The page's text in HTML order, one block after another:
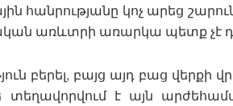
հանրությանը կոչ արեց
առևտրի առարկա պետք չէ
բերել, բայց այդ բաց
տեղավորվում է այն